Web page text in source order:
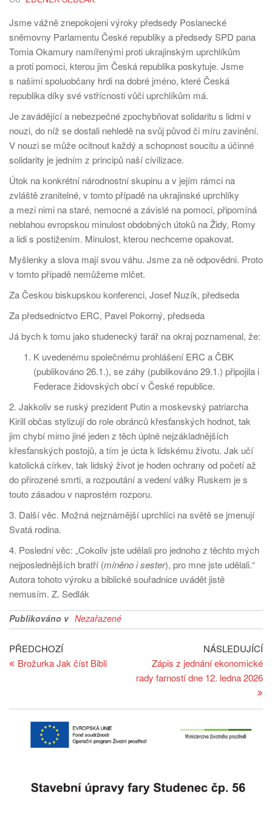
Jsme vážně znepokojeni výroky předsedy Poslanecké
sněmovny Parlamentu České republiky a předsedy SPD pana
Tomia Okamury namířenými proti ukrajinským uprchlíkům
a proti pomoci, kterou jim Česká republika poskytuje. Jsme
s našimi spoluobčany hrdi na dobré jméno, které Česká
republika díky své vstřícnosti vůči uprchlíkům má.
Je zavádějící a nebezpečné zpochybňovat solidaritu s lidmi v
nouzi, do níž se dostali nehledě na svůj původ či míru zavinění.
V nouzi se může ocitnout každý a schopnost soucitu a účinné
solidarity je jedním z principů naší civilizace.
Útok na konkrétní národnostní skupinu a v jejím rámci na
zvláště zranitelné, v tomto případě na ukrajinské uprchlíky
a mezi nimi na staré, nemocné a závislé na pomoci, připomíná
neblahou evropskou minulost obdobných útoků na Židy, Romy
a lidi s postižením. Minulost, kterou nechceme opakovat.
Myšlenky a slova mají svou váhu. Jsme za ně odpovědni. Proto
v tomto případě nemůžeme mlčet.
Za Českou biskupskou konferenci, Josef Nuzík, předseda
Za předsednictvo ERC, Pavel Pokorný, předseda
Já bych k tomu jako studenecký farář na okraj poznamenal, že:
K uvedenému společnému prohlášení ERC a ČBK
(publikováno 26.1.), se záhy (publikováno 29.1.) připojila i
Federace židovských obcí v České republice.
2. Jakkoliv se ruský prezident Putin a moskevský patriarcha
Kirill občas stylizují do role obránců křesťanských hodnot, tak
jim chybí mimo jiné jeden z těch úplně nejzákladnějších
křesťanských postojů, a tím je úcta k lidskému životu. Jak učí
katolická církev, tak lidský život je hoden ochrany od početí až
do přirozené smrti, a rozpoutání a vedení války Ruskem je s
touto zásadou v naprostém rozporu.
3. Další věc. Možná nejznámější uprchlíci na světě se jmenují
Svatá rodina.
4. Poslední věc: „Cokoliv jste udělali pro jednoho z těchto mých
nejposlednějších bratří (míněno i sester), pro mne jste udělali.“
Autora tohoto výroku a biblické souřadnice uvádět jistě
nemusím. Z. Sedlák
Publikováno v Nezařazené
Navigace
pro
Předchozí
článek
PŘEDCHOZÍ
Brožurka Jak číst Bibli
NÁSLEDUJÍCÍ
Zápis z jednání ekonomické
rady farností dne 12. ledna 2026